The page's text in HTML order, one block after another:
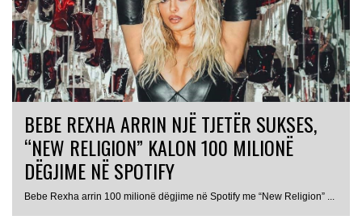
BEBE REXHA ARRIN NJË TJETËR SUKSES,
“NEW RELIGION” KALON 100 MILIONË
DËGJIME NË SPOTIFY
Bebe Rexha arrin 100 milionë dëgjime në Spotify me “New Religion” ...